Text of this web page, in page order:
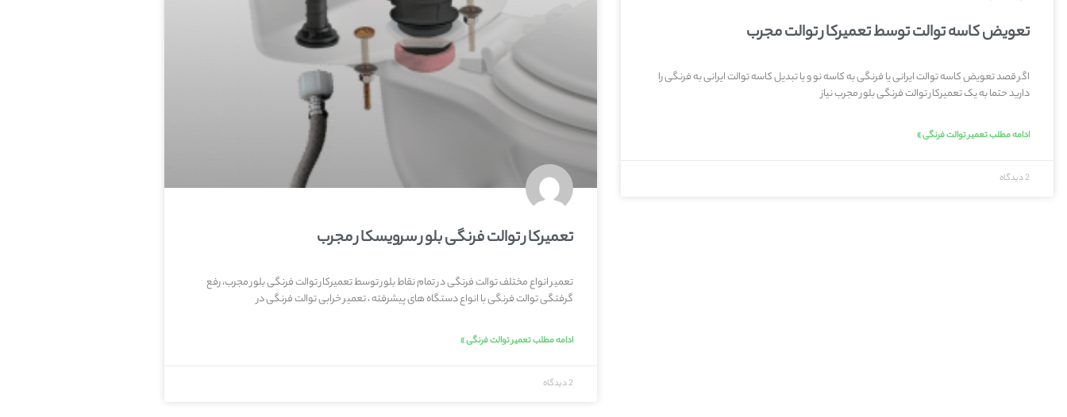
تعویض کاسه توالت توسط تعمیرکار توالت مجرب
اگر قصد تعویض کاسه توالت ایرانی یا فرنگی به کاسه نو و یا تبدیل کاسه توالت ایرانی به فرنگی را
دارید حتما به یک تعمیرکار توالت فرنگی بلور مجرب نیاز
ادامه مطلب تعمیر توالت فرنگی »
2 دیدگاه
تعمیرکار توالت فرنگی بلور سرویسکار مجرب
تعمیر انواع مختلف توالت فرنگی در تمام نقاط بلور توسط تعمیرکار توالت فرنگی بلور مجرب، رفع
گرفتگی توالت فرنگی با انواع دستگاه های پیشرفته ، تعمیر خرابی توالت فرنگی در
ادامه مطلب تعمیر توالت فرنگی »
2 دیدگاه